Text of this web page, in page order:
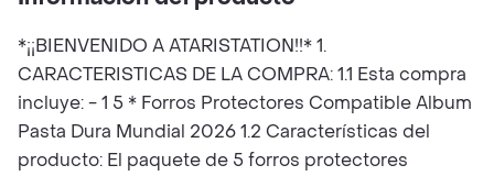
*¡¡BIENVENIDO A ATARISTATION!!* 1.
CARACTERISTICAS DE LA COMPRA: 1.1 Esta compra
incluye: - 1 5 * Forros Protectores Compatible Album
Pasta Dura Mundial 2026 1.2 Características del
producto: El paquete de 5 forros protectores